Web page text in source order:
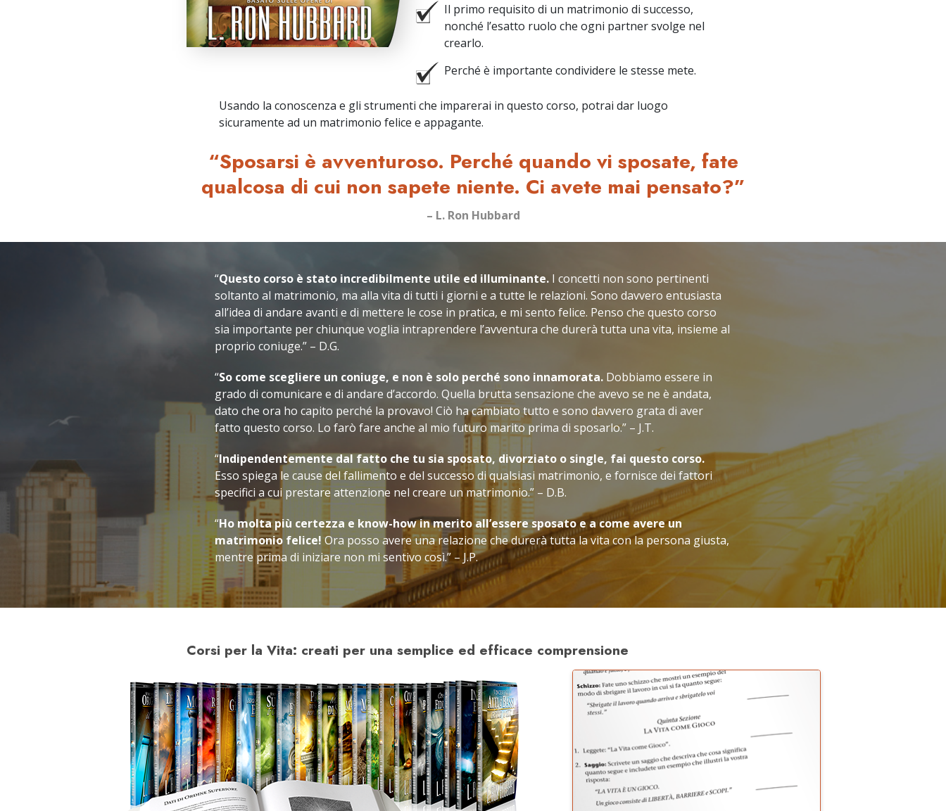
Il primo requisito di un matrimonio di successo,
nonché l’esatto ruolo che ogni partner svolge nel
crearlo.
Perché è importante condividere le stesse mete.
Usando la conoscenza e gli strumenti che imparerai in questo corso, potrai dar luogo
sicuramente ad un matrimonio felice e appagante.
“Sposarsi è avventuroso. Perché quando vi sposate, fate
qualcosa di cui non sapete niente. Ci avete mai pensato?”
– L. Ron Hubbard
“Questo corso è stato incredibilmente utile ed illuminante. I concetti non sono pertinenti
soltanto al matrimonio, ma alla vita di tutti i giorni e a tutte le relazioni. Sono davvero entusiasta
all’idea di andare avanti e di mettere le cose in pratica, e mi sento felice. Penso che questo corso
sia importante per chiunque voglia intraprendere l’avventura che durerà tutta una vita, insieme al
proprio coniuge.” – D.G.
“So come scegliere un coniuge, e non è solo perché sono innamorata. Dobbiamo essere in
grado di comunicare e di andare d’accordo. Quella brutta sensazione che avevo se ne è andata,
dato che ora ho capito perché la provavo! Ciò ha cambiato tutto e sono davvero grata di aver
fatto questo corso. Lo farò fare anche al mio futuro marito prima di sposarlo.” – J.T.
“Indipendentemente dal fatto che tu sia sposato, divorziato o single, fai questo corso.
Esso spiega le cause del fallimento e del successo di qualsiasi matrimonio, e fornisce dei fattori
specifici a cui prestare attenzione nel creare un matrimonio.” – D.B.
“Ho molta più certezza e know-how in merito all’essere sposato e a come avere un
matrimonio felice!Ora posso avere una relazione che durerà tutta la vita con la persona giusta,
mentre prima di iniziare non mi sentivo così.” – J.P.
Corsi per la Vita: creati per una semplice ed efficace comprensione